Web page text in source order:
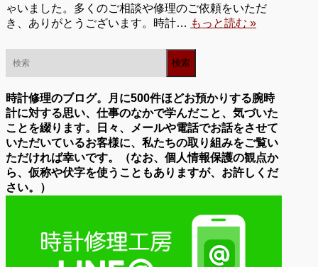
ゃいました。多くのご相談や修理のご依頼をいただ
き、ありがとうございます。時計… もっと読む »
時計修理のブログ。月に500件ほどお預かりする腕時
計に対する思い、仕事のなかで学んだこと、気づいた
ことを綴ります。日々、メールや電話でお話をさせて
いただいているお客様に、私たちの取り組みをご覧い
ただければ幸いです。（なお、個人情報保護の観点か
ら、仮称や伏字を使うこともありますが、お許しくだ
さい。）